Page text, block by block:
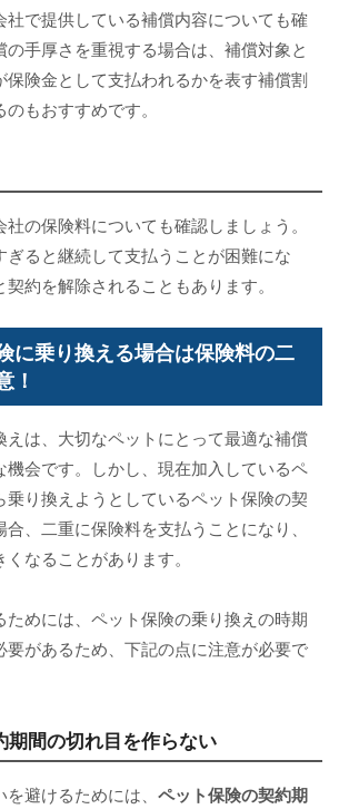
社で提供している補償内容についても確
手厚さを重視する場合は、補償対象と
保険金として支払われるかを表す補償割
もおすすめです。
の保険料についても確認しましょう。
ぎると継続して支払うことが困難にな
約を解除されることもあります。
に乗り換える場合は保険料の二
！
えは、大切なペットにとって最適な補償
機会です。しかし、現在加入しているペ
乗り換えようとしているペット保険の契
、二重に保険料を支払うことになり、
なることがあります。
ためには、ペット保険の乗り換えの時期
要があるため、下記の点に注意が必要で
期間の切れ目を作らない
避けるためには、 ペット保険の契約期